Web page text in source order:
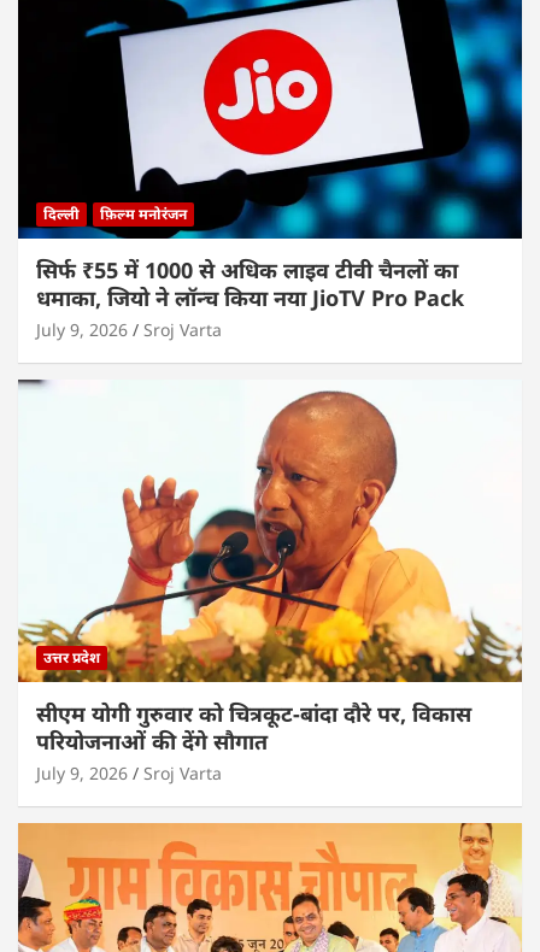
दिल्ली फ़िल्म मनोरंजन
सिर्फ ₹55 में 1000 से अधिक लाइव टीवी चैनलों का
धमाका, जियो ने लॉन्च किया नया JioTV Pro Pack
July 9, 2026 Sroj Varta
उत्तर प्रदेश
सीएम योगी गुरुवार को चित्रकूट-बांदा दौरे पर, विकास
परियोजनाओं की देंगे सौगात
July 9, 2026 Sroj Varta